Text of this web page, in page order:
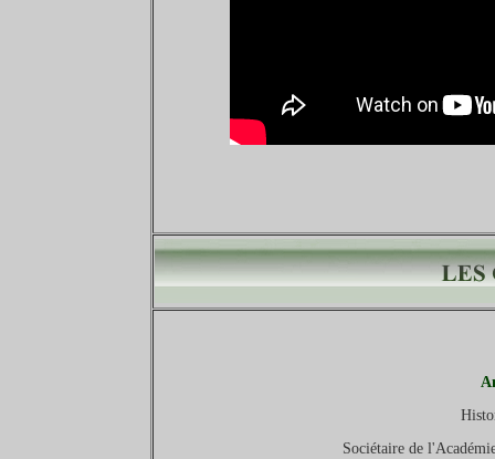
Sociétaire de